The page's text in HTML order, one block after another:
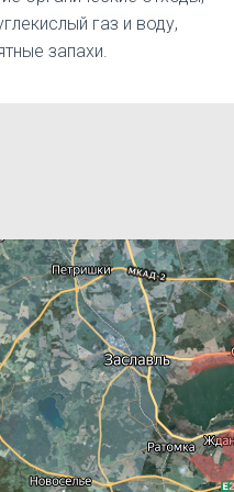
газ и воду,
запахи.